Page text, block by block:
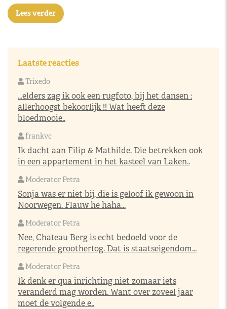
Lees verder
Laatste reacties
Trixedo
...elders zag ik ook een rugfoto, bij het dansen :
allerhoogst bekoorlijk !! Wat heeft deze
bloedmooie..
frankvc
Ik dacht aan Filip & Mathilde. Die betrekken ook
in een appartement in het kasteel van Laken..
Moderator Petra
Sonja was er niet bij, die is geloof ik gewoon in
Noorwegen. Flauw he haha...
Moderator Petra
Nee, Chateau Berg is echt bedoeld voor de
regerende groothertog. Dat is staatseigendom...
Moderator Petra
Ik denk er qua inrichting niet zomaar iets
veranderd mag worden. Want over zoveel jaar
moet de volgende e..